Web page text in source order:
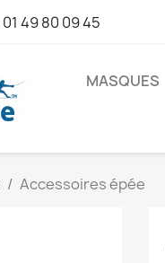
01 49 80 09 45
MASQUES
Accessoires épée